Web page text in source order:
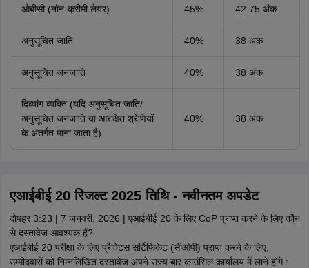
ओबीसी (नॉन-क्रीमी लेयर) 45% 42.75 अंक
अनुसूचित जाति 40% 38 अंक
अनुसूचित जनजाति 40% 38 अंक
दिव्यांग व्यक्ति (यदि अनुसूचित जाति/
अनुसूचित जनजाति या आरक्षित श्रेणियों
के अंतर्गत माना जाता है)
40% 38 अंक
एआईबीई 20 रिजल्ट 2025 तिथि - नवीनतम अपडेट
दोपहर 3:23 | 7 जनवरी, 2026 | एआईबीई 20 के लिए CoP प्राप्त करने के लिए कौन
से दस्तावेज आवश्यक हैं?
एआईबीई 20 परीक्षा के लिए प्रैक्टिस सर्टिफिकेट (सीओपी) प्राप्त करने के लिए,
उम्मीदवारों को निम्नलिखित दस्तावेज अपने राज्य बार काउंसिल कार्यालय में लाने होंगे :